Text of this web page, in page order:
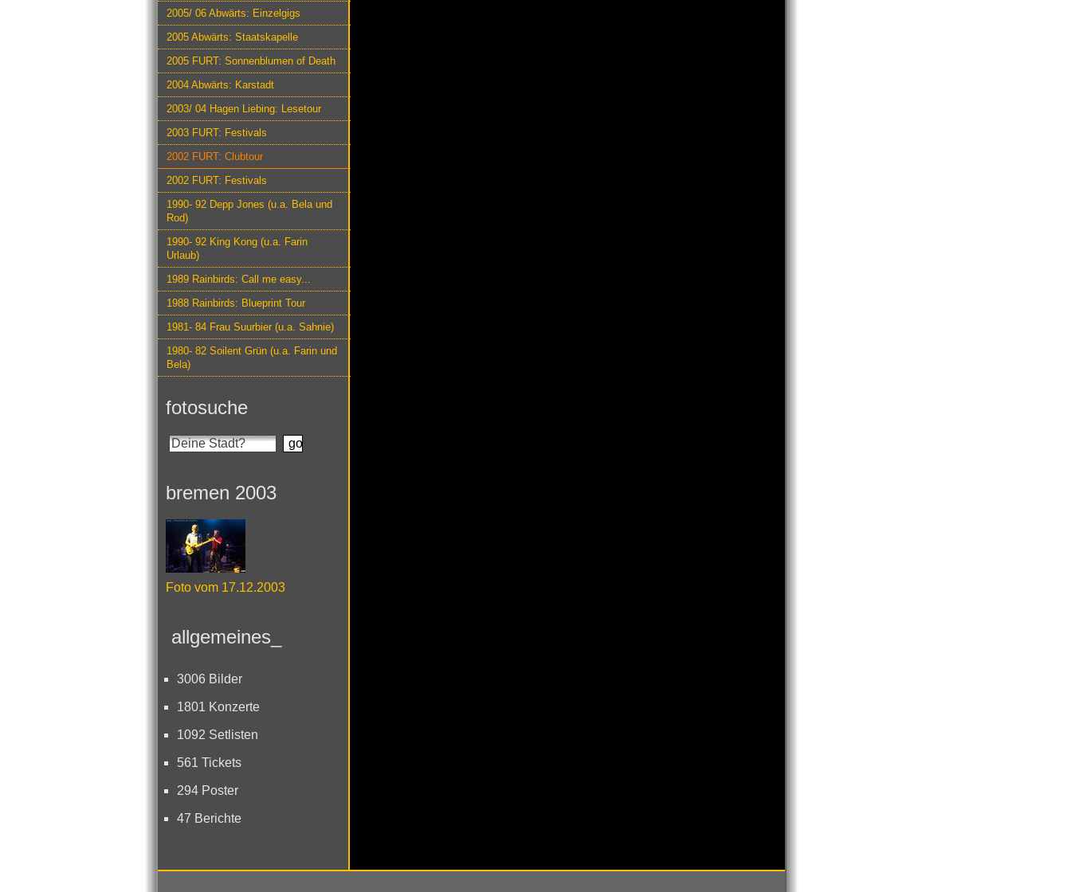
2005/ 06 Abwärts: Einzelgigs
2005 Abwärts: Staatskapelle
2005 FURT: Sonnenblumen of Death
2004 Abwärts: Karstadt
2003/ 04 Hagen Liebing: Lesetour
2003 FURT: Festivals
2002 FURT: Clubtour
2002 FURT: Festivals
1990- 92 Depp Jones (u.a. Bela und
Rod)
1990- 92 King Kong (u.a. Farin
Urlaub)
1989 Rainbirds: Call me easy...
1988 Rainbirds: Blueprint Tour
1981- 84 Frau Suurbier (u.a. Sahnie)
1980- 82 Soilent Grün (u.a. Farin und
Bela)
fotosuche
bremen 2003
Foto vom 17.12.2003
allgemeines_
3006 Bilder
1801 Konzerte
1092 Setlisten
561 Tickets
294 Poster
47 Berichte